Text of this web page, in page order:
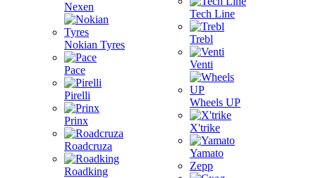
Nexen
Nokian Tyres
Pace
Pirelli
Prinx
Roadcruza
Roadking
Tech Line
Trebl
Venti
Wheels UP
X'trike
Yamato
Zepp